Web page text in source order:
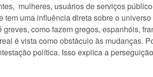
mulheres, usuários de serviços
uma influência direta sobre o
como fazem gregos, espanhóis,
é vista como obstáculo às mudanças.
política. Isso explica a